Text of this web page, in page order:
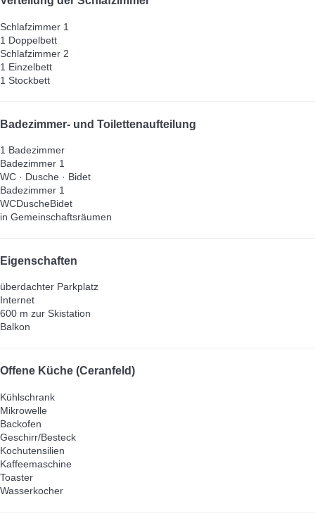
Schlafzimmer 1
1 Doppelbett
Schlafzimmer 2
1 Einzelbett
1 Stockbett
Badezimmer- und Toilettenaufteilung
1 Badezimmer
Badezimmer 1
WC · Dusche · Bidet
Badezimmer 1
WCDuscheBidet
in Gemeinschaftsräumen
Eigenschaften
überdachter Parkplatz
Internet
600 m zur Skistation
Balkon
Offene Küche (Ceranfeld)
Kühlschrank
Mikrowelle
Backofen
Geschirr/Besteck
Kochutensilien
Kaffeemaschine
Toaster
Wasserkocher